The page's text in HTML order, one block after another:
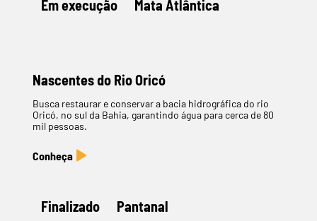
Em execução Mata Atlântica
Nascentes do Rio Oricó
Busca restaurar e conservar a bacia hidrográfica do rio
Oricó, no sul da Bahia, garantindo água para cerca de 80
mil pessoas.
Finalizado Pantanal